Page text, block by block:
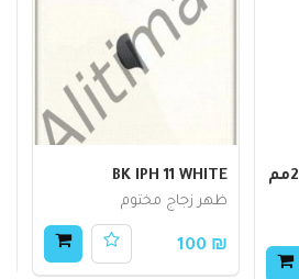
BK IPH 11 WHITE
ظهر زجاج مختوم
₪ 100